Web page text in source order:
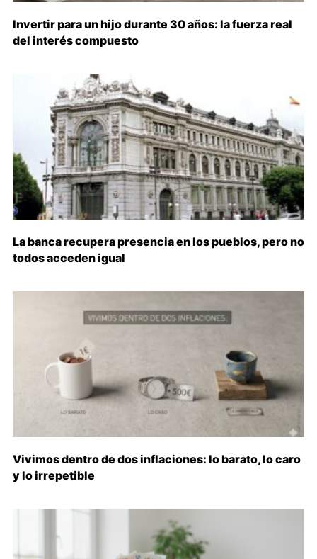
Invertir para un hijo durante 30 años: la fuerza real
del interés compuesto
La banca recupera presencia en los pueblos, pero no
todos acceden igual
Vivimos dentro de dos inflaciones: lo barato, lo caro
y lo irrepetible